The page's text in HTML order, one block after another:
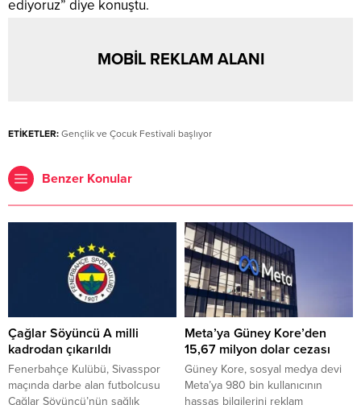
ediyoruz” diye konuştu.
MOBİL REKLAM ALANI
ETİKETLER: Gençlik ve Çocuk Festivali başlıyor
Benzer Konular
Çağlar Söyüncü A milli
kadrodan çıkarıldı
Fenerbahçe Kulübü, Sivasspor
maçında darbe alan futbolcusu
Çağlar Söyüncü’nün sağlık
Meta’ya Güney Kore’den
15,67 milyon dolar cezası
Güney Kore, sosyal medya devi
Meta’ya 980 bin kullanıcının
hassas bilgilerini reklam